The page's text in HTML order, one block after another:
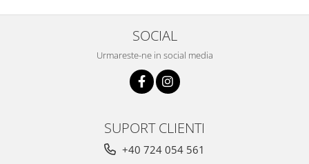
SOCIAL
Urmareste-ne in social media
SUPORT CLIENTI
+40 724 054 561